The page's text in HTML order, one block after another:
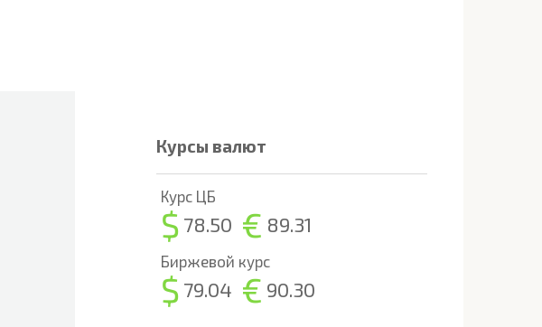
Курсы валют
Курс ЦБ
$ 78.50 € 89.31
Биржевой курс
$ 79.04 € 90.30